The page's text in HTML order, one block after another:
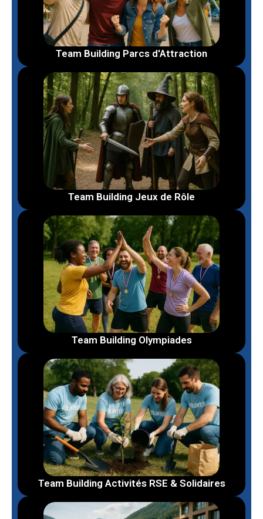
Team Building Parcs d'Attraction
Team Building Jeux de Rôle
Team Building Olympiades
Team Building Activités RSE & Solidaires